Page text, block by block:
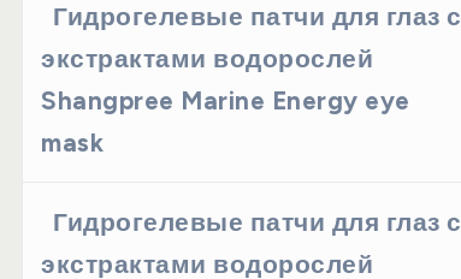
Гидрогелевые патчи для глаз с
экстрактами водорослей
Shangpree Marine Energy eye
mask
Гидрогелевые патчи для глаз с
экстрактами водорослей